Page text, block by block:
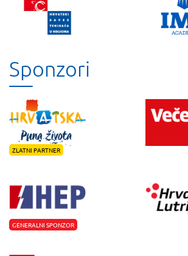
Sponzori
ZLATNI PARTNER
GENERALNI SPONZOR